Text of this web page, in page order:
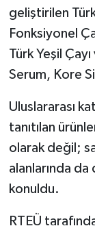
geliştirilen Türk
Fonksiyonel
Türk Yeşil
Serum, Kore
Uluslararası
tanıtılan
olarak değil;
alanlarında
konuldu.
RTEÜ